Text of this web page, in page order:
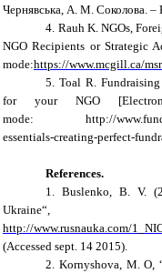
Чернявська, А. М. Соколова. –
4. Rauh K. NGOs,
NGO Recipients or Strategic
mode:https://www.mcgill.ca/
5. Toal R.
for your NGO
mode: http://
essentials-creating-perfect-
References.
1. Buslenko, B. V.
http://www.rusnauka.com/
(Accessed sept. 14 2015).
2. Kornyshova, M.